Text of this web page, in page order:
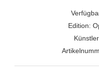
Edition: